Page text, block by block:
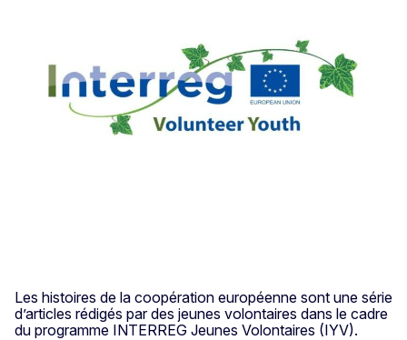
Les histoires de la coopération européenne sont une série
d’articles rédigés par des jeunes volontaires dans le cadre
du programme INTERREG Jeunes Volontaires (IYV).